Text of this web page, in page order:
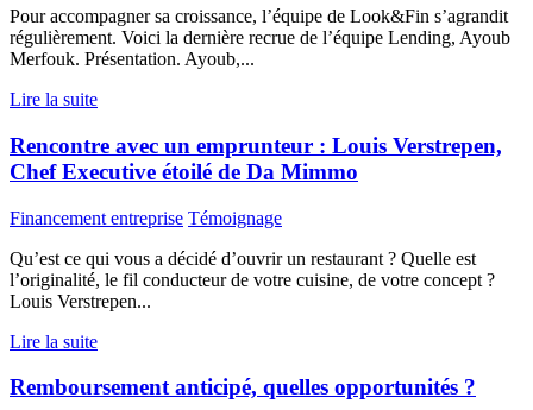
Pour accompagner sa croissance, l’équipe de Look&Fin s’agrandit
régulièrement. Voici la dernière recrue de l’équipe Lending, Ayoub
Merfouk. Présentation. Ayoub,...
Lire la suite
Rencontre avec un emprunteur : Louis Verstrepen,
Chef Executive étoilé de Da Mimmo
Financement entreprise Témoignage
Qu’est ce qui vous a décidé d’ouvrir un restaurant ? Quelle est
l’originalité, le fil conducteur de votre cuisine, de votre concept ?
Louis Verstrepen...
Lire la suite
Remboursement anticipé, quelles opportunités ?